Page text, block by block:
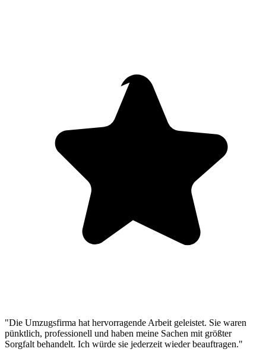
"Die Umzugsfirma hat hervorragende Arbeit geleistet. Sie waren
pünktlich, professionell und haben meine Sachen mit größter
Sorgfalt behandelt. Ich würde sie jederzeit wieder beauftragen."